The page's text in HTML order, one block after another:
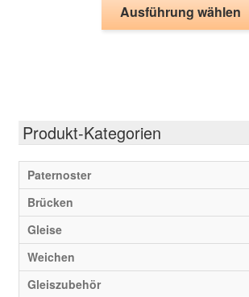
Ausführung wählen
Produkt-Kategorien
Paternoster
Brücken
Gleise
Weichen
Gleiszubehör